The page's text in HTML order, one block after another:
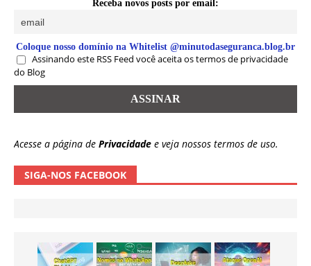
Receba novos posts por email:
Coloque nosso domínio na Whitelist @minutodaseguranca.blog.br
Assinando este RSS Feed você aceita os termos de privacidade
do Blog
Acesse a página de Privacidade e veja nossos termos de uso.
SIGA-NOS FACEBOOK